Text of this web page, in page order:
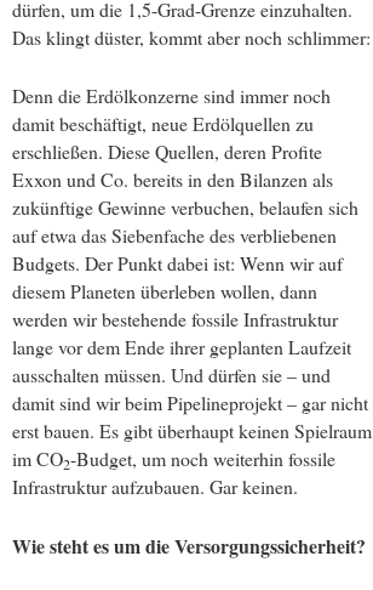
dürfen, um die 1,5-Grad-Grenze einzuhalten.
Das klingt düster, kommt aber noch schlimmer:
Denn die Erdölkonzerne sind immer noch
damit beschäftigt, neue Erdölquellen zu
erschließen. Diese Quellen, deren Profite
Exxon und Co. bereits in den Bilanzen als
zukünftige Gewinne verbuchen, belaufen sich
auf etwa das Siebenfache des verbliebenen
Budgets. Der Punkt dabei ist: Wenn wir auf
diesem Planeten überleben wollen, dann
werden wir bestehende fossile Infrastruktur
lange vor dem Ende ihrer geplanten Laufzeit
ausschalten müssen. Und dürfen sie – und
damit sind wir beim Pipelineprojekt – gar nicht
erst bauen. Es gibt überhaupt keinen Spielraum
im CO2-Budget, um noch weiterhin fossile
Infrastruktur aufzubauen. Gar keinen.
Wie steht es um die Versorgungssicherheit?